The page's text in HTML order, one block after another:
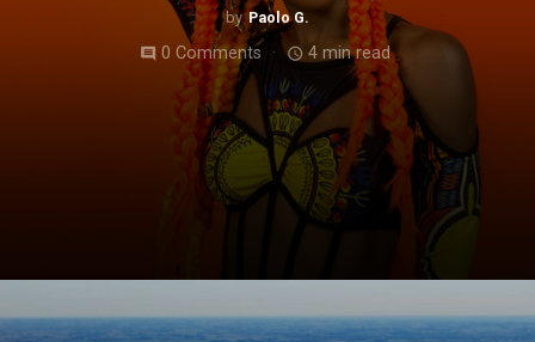
Paolo G.
comment 0 Comments access_time 4 min read